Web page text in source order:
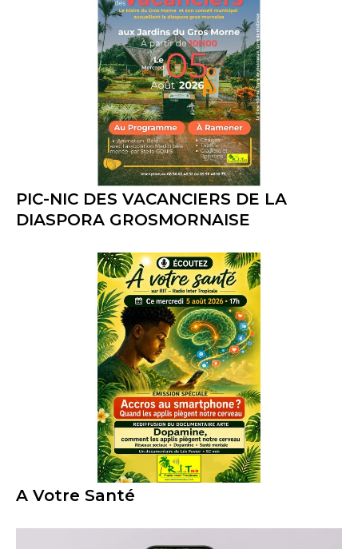
PIC-NIC DES VACANCIERS DE LA
DIASPORA GROSMORNAISE
A Votre Santé